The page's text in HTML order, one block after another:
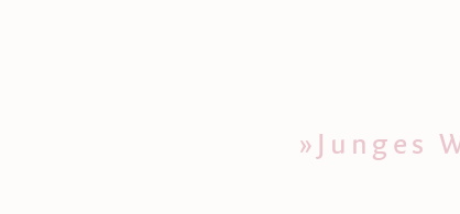
»Junges